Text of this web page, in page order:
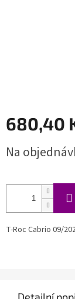
680,40
cena:
Na
T-Roc Cabrio 09/